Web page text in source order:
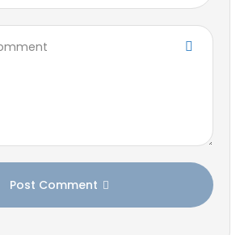
Post Comment